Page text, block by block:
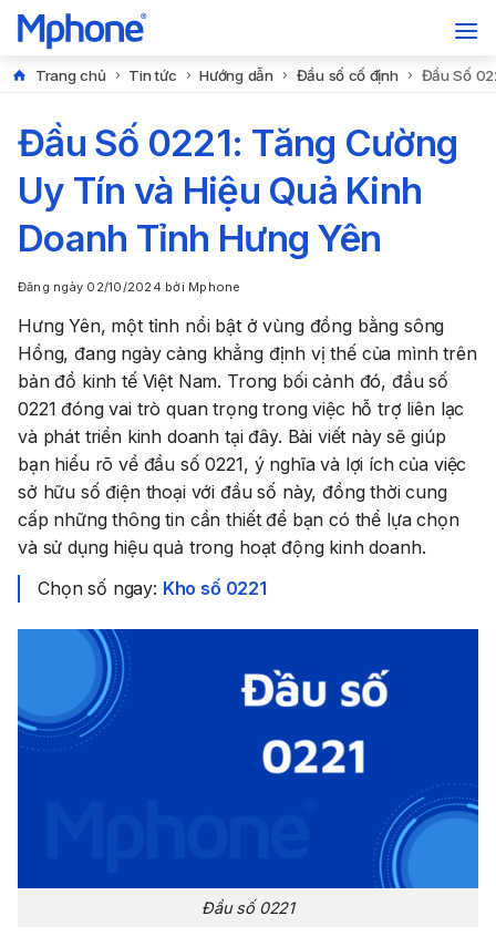
Trang chủ Tin tức Hướng dẫn Đầu số cố định Đầu Số
Đầu Số 0221: Tăng Cường
Uy Tín và Hiệu Quả Kinh
Doanh Tỉnh Hưng Yên
Đăng ngày 02/10/2024 bởi Mphone
Hưng Yên, một tỉnh nổi bật ở vùng đồng bằng sông
Hồng, đang ngày càng khẳng định vị thế của mình trên
bản đồ kinh tế Việt Nam. Trong bối cảnh đó, đầu số
0221 đóng vai trò quan trọng trong việc hỗ trợ liên lạc
và phát triển kinh doanh tại đây. Bài viết này sẽ giúp
bạn hiểu rõ về đầu số 0221, ý nghĩa và lợi ích của việc
sở hữu số điện thoại với đầu số này, đồng thời cung
cấp những thông tin cần thiết để bạn có thể lựa chọn
và sử dụng hiệu quả trong hoạt động kinh doanh.
Chọn số ngay: Kho số 0221
Đầu số 0221